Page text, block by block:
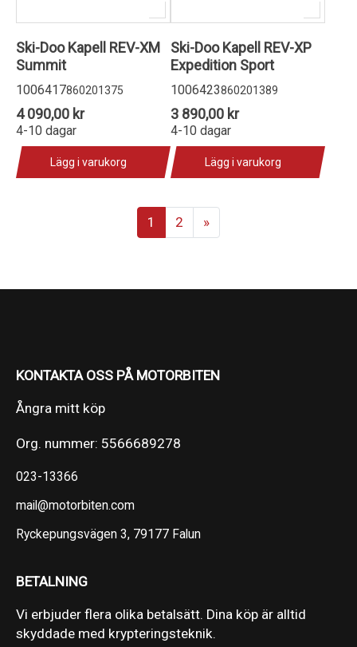
Ski-Doo Kapell REV-XM
Summit
1006417860201375
4 090,00 kr
4-10 dagar
Lägg i varukorg
Ski-Doo Kapell REV-XP
Expedition Sport
1006423860201389
3 890,00 kr
4-10 dagar
Lägg i varukorg
1 2 »
KONTAKTA OSS PÅ MOTORBITEN
Ångra mitt köp
Org. nummer: 5566689278
023-13366
mail@motorbiten.com
Ryckepungsvägen 3, 79177 Falun
BETALNING
Vi erbjuder flera olika betalsätt. Dina köp är alltid
skyddade med krypteringsteknik.